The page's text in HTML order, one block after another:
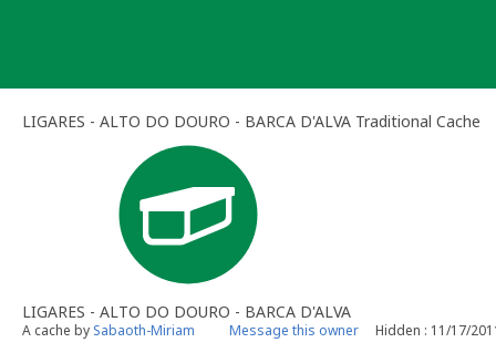
LIGARES - ALTO DO DOURO - BARCA D'ALVA Traditional Cache
LIGARES - ALTO DO DOURO - BARCA D'ALVA
A cache by Sabaoth-Miriam Message this owner Hidden : 11/17/